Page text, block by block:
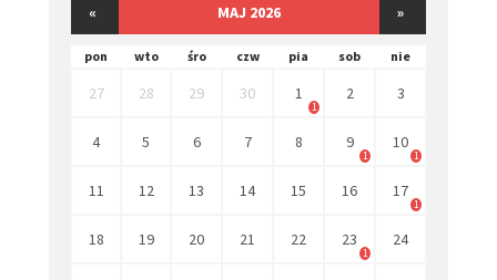
« MAJ 2026 »
pon wto śro czw pia sob nie
27 28 29 30 1
1
2 3
4 5 6 7 8 9
1
10
1
11 12 13 14 15 16 17
1
18 19 20 21 22 23
1
24